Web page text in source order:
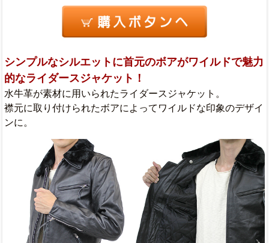
シンプルなシルエットに首元のボアがワイルドで魅力
的なライダースジャケット！
水牛革が素材に用いられたライダースジャケット。
襟元に取り付けられたボアによってワイルドな印象のデザイ
ンに。